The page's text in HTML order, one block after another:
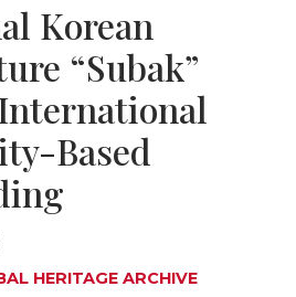
Korean
“Subak”
Based
HERITAGE ARCHIVE